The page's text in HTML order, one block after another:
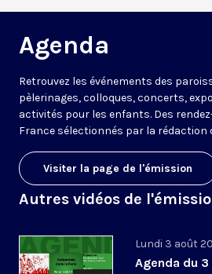
Agenda
Retrouvez les événements des
pèlerinages, colloques, concerts,
activités pour les enfants. Des
France sélectionnés par la rédaction
Visiter la page de l'émission
Autres vidéos de
Lundi 3 août
Agenda du